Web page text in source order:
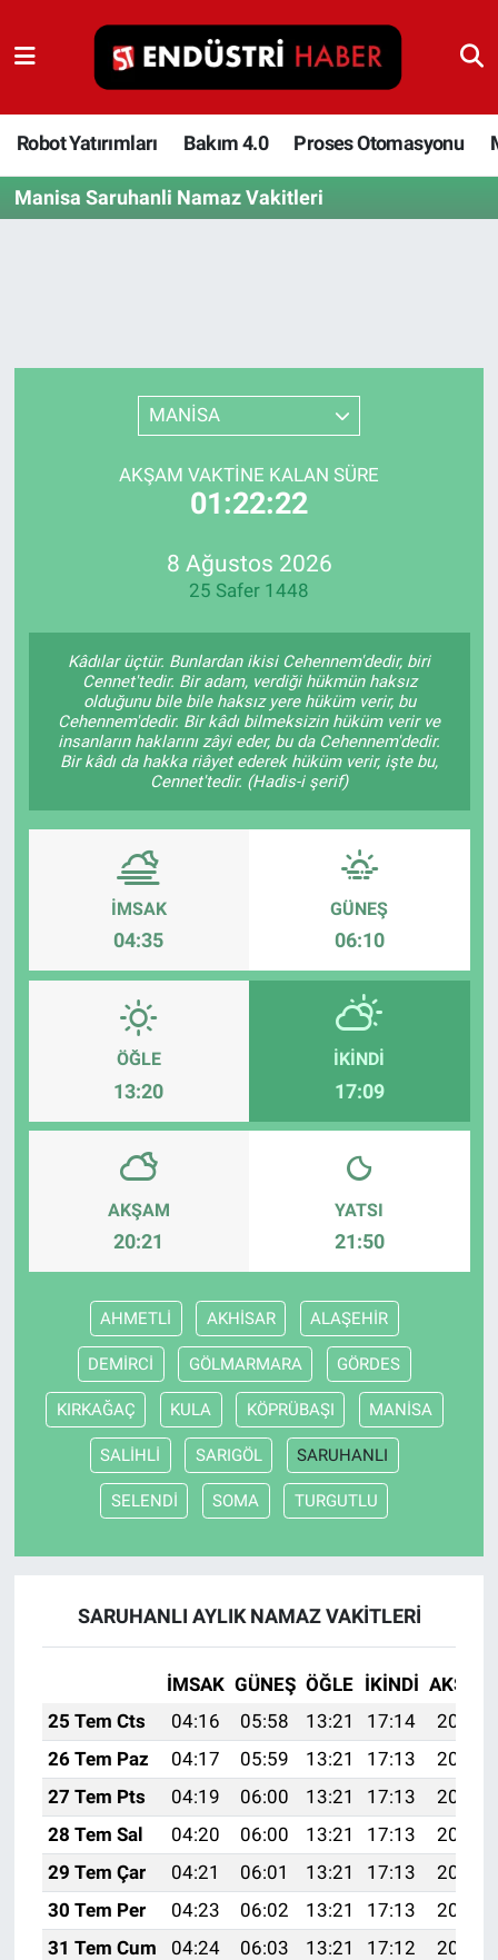
Robot Yatırımları Bakım 4.0 Proses Otomasyonu
Manisa Saruhanli Namaz Vakitleri
MANİSA
AKŞAM VAKTINE KALAN SÜRE
01:22:22
8 Ağustos 2026
25 Safer 1448
Kâdılar üçtür. Bunlardan ikisi Cehennem'dedir, biri
Cennet'tedir. Bir adam, verdiği hükmün haksız
olduğunu bile bile haksız yere hüküm verir, bu
Cehennem'dedir. Bir kâdı bilmeksizin hüküm verir ve
insanların haklarını zâyi eder, bu da Cehennem'dedir.
Bir kâdı da hakka riâyet ederek hüküm verir, işte bu,
Cennet'tedir. (Hadis-i şerif)
İMSAK
04:35
GÜNEŞ
06:10
ÖĞLE
13:20
İKINDI
17:09
AKŞAM
20:21
YATSI
21:50
AHMETLİ AKHİSAR ALAŞEHİR
DEMİRCİ GÖLMARMARA GÖRDES
KIRKAĞAÇ KULA KÖPRÜBAŞI MANİSA
SALİHLİ SARIGÖL SARUHANLI
SELENDİ SOMA TURGUTLU
SARUHANLI AYLIK NAMAZ VAKITLERI
İMSAK GÜNEŞ ÖĞLE İKINDI AKŞAM
25 Tem Cts
04:16 05:58 13:21 17:14
20:35
26 Tem Paz
04:17 05:59 13:21 17:13
20:34
27 Tem Pts
04:19 06:00 13:21 17:13
20:33
28 Tem Sal
04:20 06:00 13:21 17:13
20:32
29 Tem Çar
04:21 06:01 13:21 17:13
20:31
30 Tem Per
04:23 06:02 13:21 17:13
20:30
31 Tem Cum
04:24 06:03 13:21 17:12
20:29
Robot Yatırımları
Bakım 4.0
Proses Otomasyonu
Depolama Çözümleri
İnşaat ve Malzeme
HaberOrtak
Enerjisini Üreten Fabrikalar
Endüstri 4.0 Uygulamaları
Ağır Sanayi Çözümleri